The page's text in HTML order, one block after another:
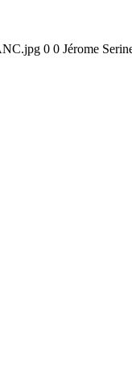
0 0 Jérome